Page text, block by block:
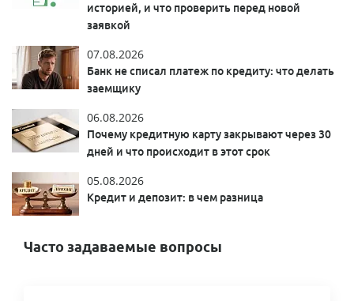
историей, и что проверить перед новой
заявкой
07.08.2026
Банк не списал платеж по кредиту: что делать
заемщику
06.08.2026
Почему кредитную карту закрывают через 30
дней и что происходит в этот срок
05.08.2026
Кредит и депозит: в чем разница
Часто задаваемые вопросы